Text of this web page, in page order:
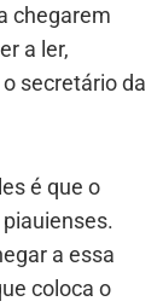
chegarem
a ler,
secretário da
é que o
a essa
coloca o